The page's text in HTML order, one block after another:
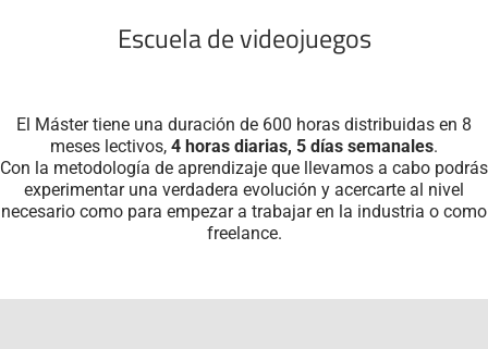
Escuela de videojuegos
El Máster tiene una duración de 600 horas distribuidas en 8
meses lectivos, 4 horas diarias, 5 días semanales.
Con la metodología de aprendizaje que llevamos a cabo podrás
experimentar una verdadera evolución y acercarte al nivel
necesario como para empezar a trabajar en la industria o como
freelance.